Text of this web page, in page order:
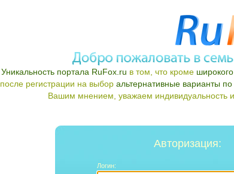
Уникальность портала RuFox.ru в том, что кроме
после регистрации на выбор альтернативные варианты
Вашим мнением, уважаем индивидуальность
Авторизация:
Логин: